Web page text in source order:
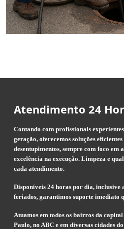
Atendimento 24
Contando com profissionais
geração, oferecemos soluções
desentupimentos, sempre com foco em
excelência na execução. Limpeza e
cada atendimento.
Disponíveis 24 horas por dia, inclusive
feriados, garantimos suporte imediato
Atuamos em todos os bairros da
Paulo, no ABC e em diversas cidades